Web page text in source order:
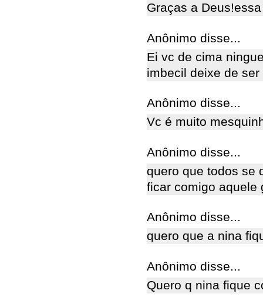
Graças a
Anônimo disse...
Ei vc de cima
imbecil deixe de
Anônimo disse...
Vc é muito
Anônimo disse...
quero que todos se
ficar comigo aquele
Anônimo disse...
quero que a nina
Anônimo disse...
Quero q nina fique